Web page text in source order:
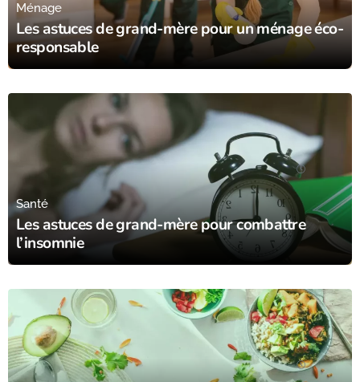
Les astuces de grand-mère pour un ménage éco-
responsable
Ménage
Les astuces de grand-mère pour combattre
l’insomnie
Santé
15/08/23